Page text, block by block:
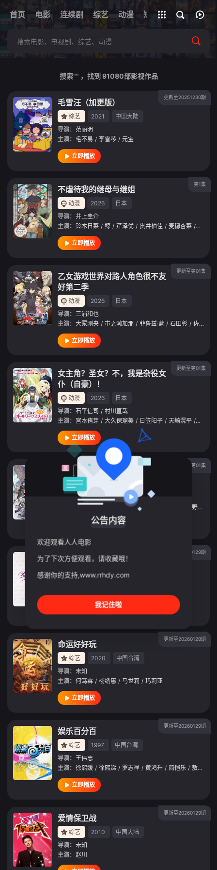
首页 电影 连续剧 综艺 动漫 短剧 网址
全部影片
搜索"" ，找到 91080部影视作品
更新至20251230期
毛雪汪（加更版）
综艺 2021
中国大陆
导演： 范丽明
主演： 毛不易 / 李雪琴 / 元宝
立即播放
第1集
不虐待我的继母与继姐
动漫 2026
日本
导演： 井上圭介
主演： 铃木日菜 / 鲸 / 芹泽优 / 贯井柚佳 / 麦穗杏菜 / 根本京
立即播放
更新至第01集
乙女游戏世界对路人角色很不友
好第二季
动漫 2026
日本
导演： 三浦和也
主演： 大冢刚央 / 市之濑加那 / 菲鲁兹·蓝 / 石田彰 / 佐仓绫音
立即播放
更新至第01集
女主角？圣女？不，我是杂役女
仆（自豪）！
动漫 2026
日本
导演： 石平信司 / 村川直哉
主演： 宫本侑芽 / 大久保瑠美 / 日笠阳子 / 天崎滉平 / 小野友
立即播放
更新至第01集
乡下大叔成为剑圣第二季
动漫
鹿住朗生
平田广明 / 东山奈央 / 上田瞳 矢野妃菜喜
立即播放
更新至20260129期
女人我最大
综艺 2011
主演：蓝心湄
更新至20260128期
命运好好玩
综艺 2020
中国台湾
导演： 未知
主演： 何笃霖 / 杨绣惠 / 马世莉 / 玛莉亚
立即播放
更新至20260129期
娱乐百分百
综艺 1997
中国台湾
导演： 王伟忠
主演： 徐熙媛 / 徐熙娣 / 罗志祥 / 黄鸿升 / 简恺乐 / 敖犬
立即播放
更新至20260129期
爱情保卫战
综艺 2010
中国大陆
导演： 未知
主演： 赵川
公告内容
欢迎观看人人电影
为了下次方便观看，请收藏哦！
感谢你的支持,www.rrhdy.com
我记住啦